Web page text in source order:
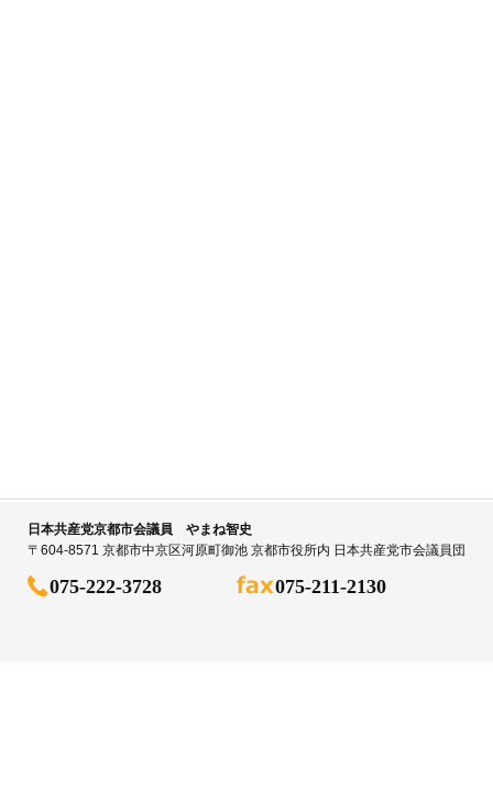
日本共産党京都市会議員 やまね智史
〒604-8571 京都市中京区河原町御池 京都市役所内 日本共産党市会議員団
075-222-3728 075-211-2130